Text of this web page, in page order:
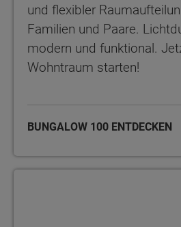
und flexibler
Familien und Paare.
modern und funktional.
Wohntraum starten!
BUNGALOW 100 ENTDECKEN